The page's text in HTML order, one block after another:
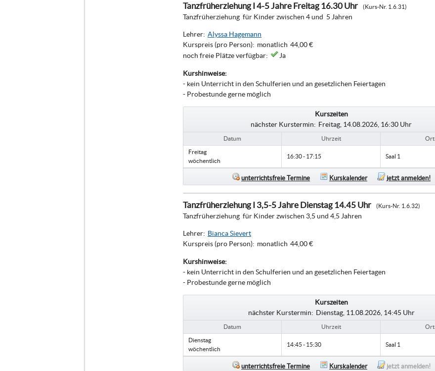
Tanzfrüherziehung I 4-5 Jahre Freitag 16.30 Uhr (Kurs-Nr. 1.6.31)
Tanzfrüherziehung für Kinder zwischen 4 und 5 Jahren
Lehrer: Alyssa Hagemann
Kurspreis (pro Person): monatlich 44,00 €
noch freie Plätze verfügbar:
Ja
Kurshinweise:
- kein Unterricht in den Schulferien und an gesetzlichen Feiertagen
- Probestunde gerne möglich
Kurszeiten
nächster Kurstermin: Freitag, 14.08.2026, 16:30 Uhr
Datum Uhrzeit Ort
Freitag
wöchentlich
16:30 - 17:15 Saal 1
unterrichtsfreie Termine Kurskalender jetzt anmelden!
Tanzfrüherziehung I 3,5-5 Jahre Dienstag 14.45 Uhr (Kurs-Nr. 1.6.32)
Tanzfrüherziehung für Kinder zwischen 3,5 und 4,5 Jahren
Lehrer: Bianca Sievert
Kurspreis (pro Person): monatlich 44,00 €
Kurshinweise:
- kein Unterricht in den Schulferien und an gesetzlichen Feiertagen
- Probestunde gerne möglich
Kurszeiten
nächster Kurstermin: Dienstag, 11.08.2026, 14:45 Uhr
Datum Uhrzeit Ort
Dienstag
wöchentlich
14:45 - 15:30 Saal 1
unterrichtsfreie Termine Kurskalender jetzt anmelden!